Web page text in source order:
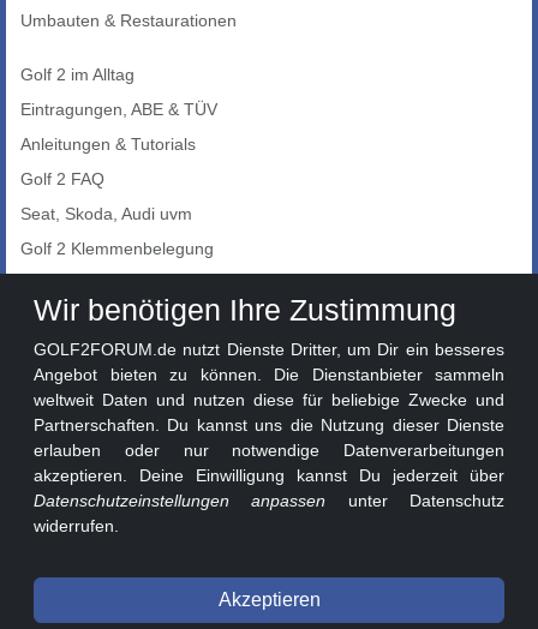
Umbauten & Restaurationen
Golf 2 im Alltag
Eintragungen, ABE & TÜV
Anleitungen & Tutorials
Golf 2 FAQ
Seat, Skoda, Audi uvm
Golf 2 Klemmenbelegung
Auto-Showroom
Golf 2 Lackcodes
Sonderversionen
Sonstige Marken
Wir benötigen Ihre Zustimmung
GOLF2FORUM.de nutzt Dienste Dritter, um Dir ein besseres
Angebot bieten zu können. Die Dienstanbieter sammeln
weltweit Daten und nutzen diese für beliebige Zwecke und
Partnerschaften. Du kannst uns die Nutzung dieser Dienste
erlauben oder nur notwendige Datenverarbeitungen
akzeptieren. Deine Einwilligung kannst Du jederzeit über
Datenschutzeinstellungen anpassen unter Datenschutz
widerrufen.
Akzeptieren